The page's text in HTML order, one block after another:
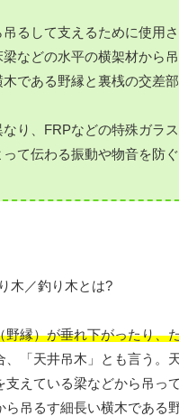
るして支えるために使用
などの水平の横架材から
である野縁と裏桟の交差部
り、FRPなどの特殊ガラ
て伝わる振動や物音を防ぐ
縁）が垂れ下がったり
、「天井吊木」とも言う。
えている梁などから吊
吊るす細長い横木である